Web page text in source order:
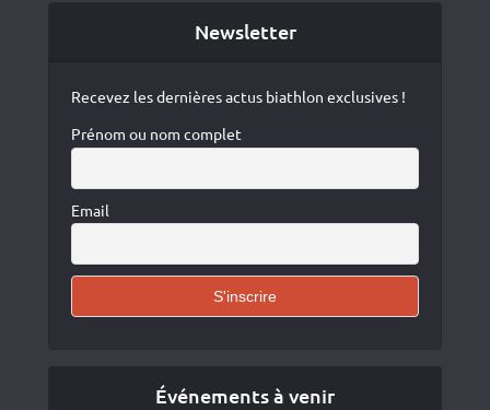
Newsletter
Recevez les dernières actus biathlon exclusives !
Prénom ou nom complet
Email
Événements à venir